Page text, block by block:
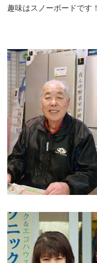
趣味はスノーボードです！